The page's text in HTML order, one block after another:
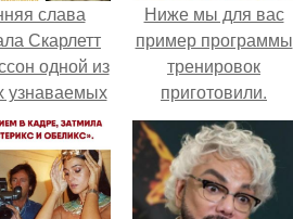
слава
Скарлетт
одной из
узнаваемых
голливуда,
глянцевым
фасадом
Ниже мы для вас
пример программы
тренировок
приготовили.